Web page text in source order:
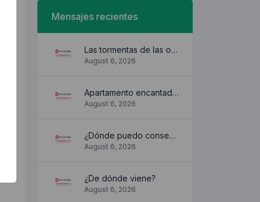
Mensajes recientes
Las tormentas de las olas
August 6, 2026
Apartamento encantador y acogedor
August 6, 2026
¿Dónde puedo conseguirlo?
August 6, 2026
¿De dónde viene?
August 6, 2026